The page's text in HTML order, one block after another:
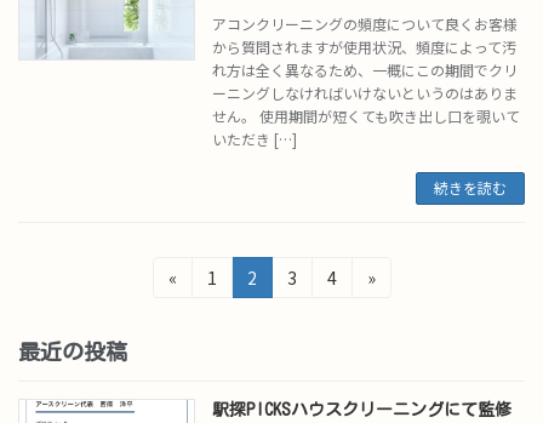
アコンクリーニングの頻度について良くお客様
から質問されますが使用状況、頻度によって汚
れ方は全く異なるため、一概にこの期間でクリ
ーニングしなければいけないというのはありま
せん。 使用期間が短くても吹き出し口を覗いて
いただき […]
続きを読む
の
ペ
«
固1
固
定
2
固
3
固
4 »
最近の投稿
駅探PICKSハウスクリーニングにて監修